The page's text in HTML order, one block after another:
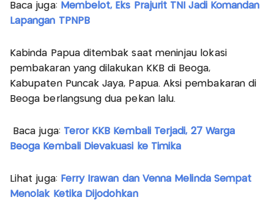
Baca juga: Membelot, Eks Prajurit TNI Jadi Komandan
Lapangan TPNPB
Kabinda Papua ditembak saat meninjau lokasi
pembakaran yang dilakukan KKB di Beoga,
Kabupaten Puncak Jaya, Papua. Aksi pembakaran di
Beoga berlangsung dua pekan lalu.
Baca juga: Teror KKB Kembali Terjadi, 27 Warga
Beoga Kembali Dievakuasi ke Timika
Lihat juga: Ferry Irawan dan Venna Melinda Sempat
Menolak Ketika Dijodohkan